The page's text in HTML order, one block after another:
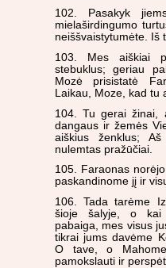
102. Pasakyk
mielaširdingumo
neiššvaistytumėte. Iš
103. Mes aiškiai
stebuklus; geriau
Mozė prisistatė
Laikau, Moze, kad tu
104. Tu gerai žinai,
dangaus ir žemės
aiškius ženklus;
nulemtas pražūčiai.
105. Faraonas
paskandinome jį ir
106. Tada tarėme
šioje šalyje, o kai
pabaiga, mes visus
tikrai jums davėme
O tave, o
pamokslauti ir